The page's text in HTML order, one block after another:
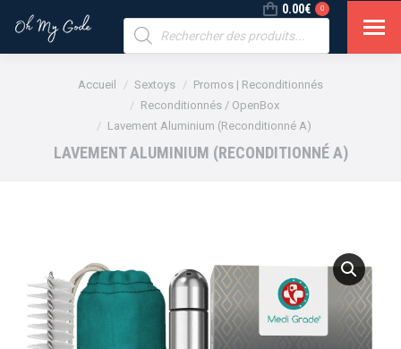
0.00€ 0
Recherche
de
produits
Vous êtes ici :
Accueil Sextoys
Promos | Reconditionnés
Reconditionnés / OpenBox
Lavement Aluminium (Reconditionné A)
LAVEMENT ALUMINIUM (RECONDITIONNÉ A)